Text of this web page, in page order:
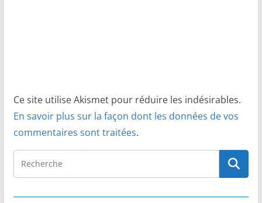
Ce site utilise Akismet pour réduire les indésirables.
En savoir plus sur la façon dont les données de vos
commentaires sont traitées.